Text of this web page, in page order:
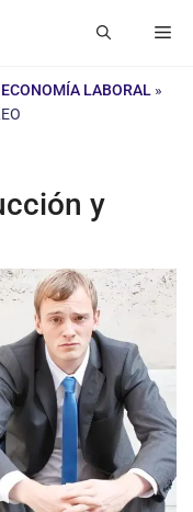
ECONOMÍA LABORAL »
y